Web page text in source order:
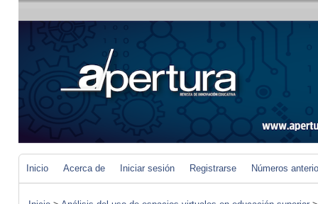
Inicio Acerca de Iniciar sesión Registrarse Números